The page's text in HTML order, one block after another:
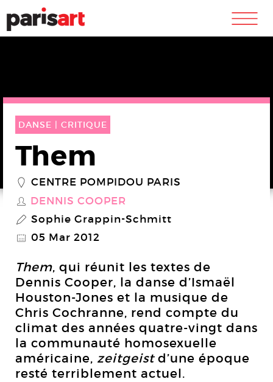
m
DANSE | CRITIQUE
Them
_ CENTRE POMPIDOU PARIS
S DENNIS COOPER
P Sophie Grappin-Schmitt
@ 05 Mar 2012
Them, qui réunit les textes de
Dennis Cooper, la danse d’Ismaël
Houston-Jones et la musique de
Chris Cochranne, rend compte du
climat des années quatre-vingt dans
la communauté homosexuelle
américaine, zeitgeistd’une époque
resté terriblement actuel.